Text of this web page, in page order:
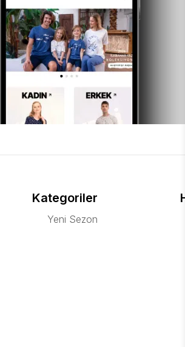
Kategoriler
Yeni Sezon